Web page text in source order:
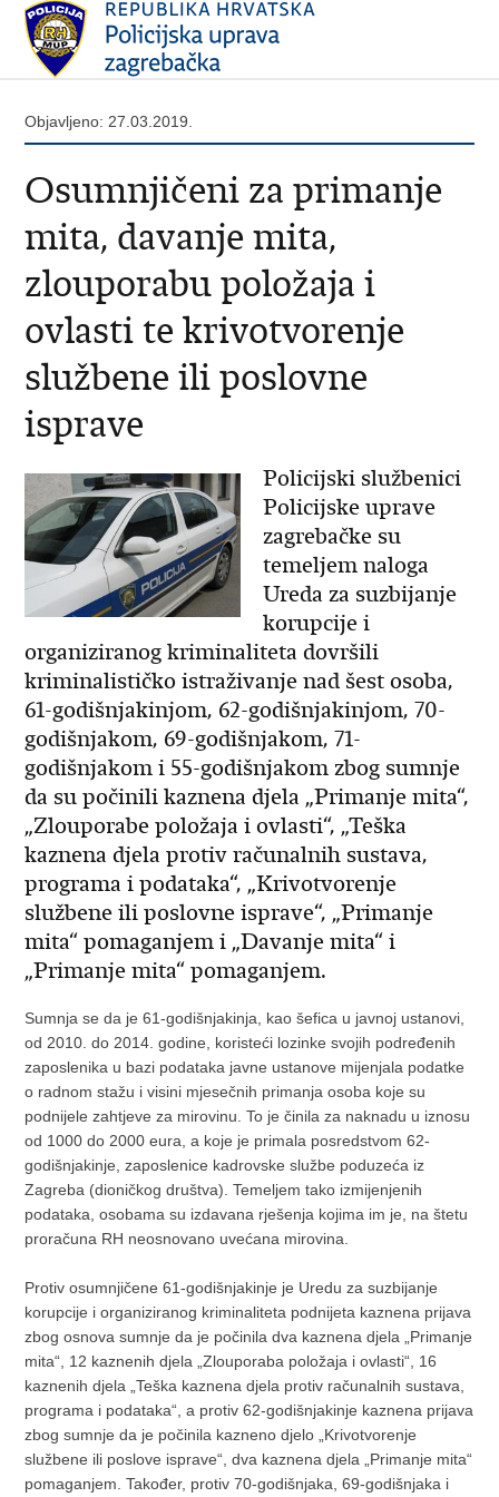
Objavljeno: 27.03.2019.
Osumnjičeni za primanje
mita, davanje mita,
zlouporabu položaja i
ovlasti te krivotvorenje
službene ili poslovne
isprave
Policijski službenici
Policijske uprave
zagrebačke su
temeljem naloga
Ureda za suzbijanje
korupcije i
organiziranog kriminaliteta dovršili
kriminalističko istraživanje nad šest osoba,
61-godišnjakinjom, 62-godišnjakinjom, 70-
godišnjakom, 69-godišnjakom, 71-
godišnjakom i 55-godišnjakom zbog sumnje
da su počinili kaznena djela „Primanje mita“,
„Zlouporabe položaja i ovlasti“, „Teška
kaznena djela protiv računalnih sustava,
programa i podataka“, „Krivotvorenje
službene ili poslovne isprave“, „Primanje
mita“ pomaganjem i „Davanje mita“ i
„Primanje mita“ pomaganjem.
Sumnja se da je 61-godišnjakinja, kao šefica u javnoj ustanovi,
od 2010. do 2014. godine, koristeći lozinke svojih podređenih
zaposlenika u bazi podataka javne ustanove mijenjala podatke
o radnom stažu i visini mjesečnih primanja osoba koje su
podnijele zahtjeve za mirovinu. To je činila za naknadu u iznosu
od 1000 do 2000 eura, a koje je primala posredstvom 62-
godišnjakinje, zaposlenice kadrovske službe poduzeća iz
Zagreba (dioničkog društva). Temeljem tako izmijenjenih
podataka, osobama su izdavana rješenja kojima im je, na štetu
proračuna RH neosnovano uvećana mirovina.
Protiv osumnjičene 61-godišnjakinje je Uredu za suzbijanje
korupcije i organiziranog kriminaliteta podnijeta kaznena prijava
zbog osnova sumnje da je počinila dva kaznena djela „Primanje
mita“, 12 kaznenih djela „Zlouporaba položaja i ovlasti“, 16
kaznenih djela „Teška kaznena djela protiv računalnih sustava,
programa i podataka“, a protiv 62-godišnjakinje kaznena prijava
zbog sumnje da je počinila kazneno djelo „Krivotvorenje
službene ili poslove isprave“, dva kaznena djela „Primanje mita“
pomaganjem. Također, protiv 70-godišnjaka, 69-godišnjaka i